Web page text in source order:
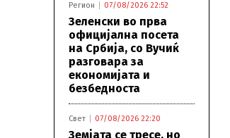
Регион 07/08/2026 22:52
Зеленски во прва
официјална посета
на Србија, со Вучиќ
разговара за
економијата и
безбедноста
Свет 07/08/2026 22:20
Земјата се тресе, но